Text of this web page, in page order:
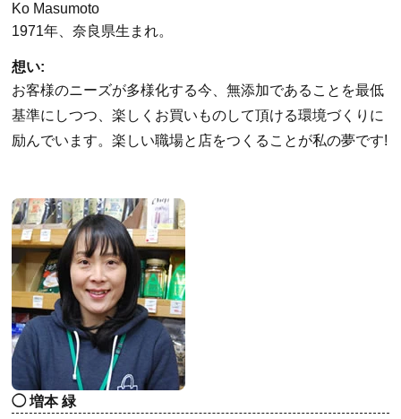
Ko Masumoto
1971年、奈良県生まれ。
想い:
お客様のニーズが多様化する今、無添加であることを最低
基準にしつつ、楽しくお買いものして頂ける環境づくりに
励んでいます。楽しい職場と店をつくることが私の夢です!
増本 緑